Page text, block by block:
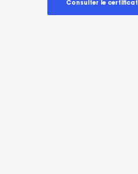
Consulter le certificat